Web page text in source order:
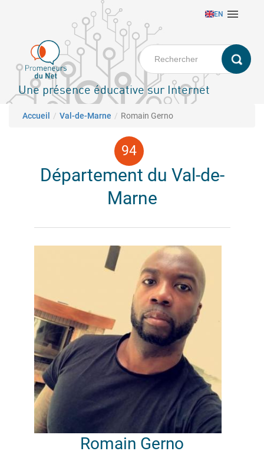
principal
EN 
Une présence éducative sur Internet
Fil d'Ariane
Accueil Val-de-Marne Romain Gerno
Département du Val-de-
Marne
Romain Gerno